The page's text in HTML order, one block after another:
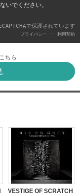
いでください。
で保護されています
プライバシー - 利用契約
ちら
VESTIGE OF SCRATCH